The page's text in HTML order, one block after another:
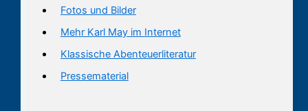
Fotos und Bilder
Mehr Karl May im Internet
Klassische Abenteuerliteratur
Pressematerial